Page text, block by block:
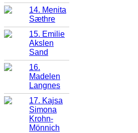
14. Menita
Sæthre
15. Emilie
Akslen
Sand
16.
Madelen
Langnes
17. Kajsa
Simona
Krohn-
Mönnich